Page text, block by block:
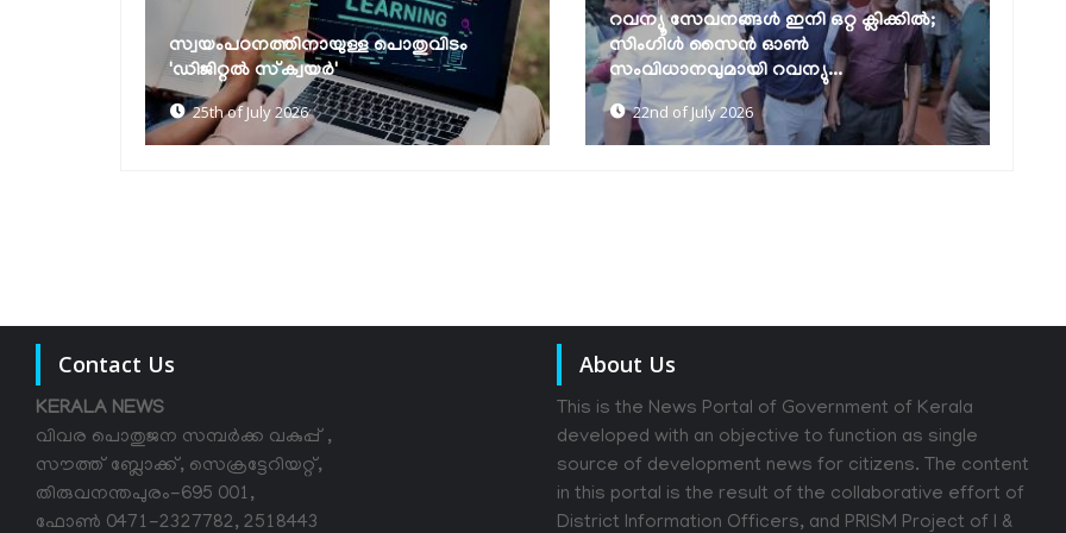
റവന്യൂ സേവനങ്ങള്‍ ഇനി ഒറ്റ ക്ലിക്കില്‍;
സിംഗിള്‍ സൈന്‍ ഓണ്‍
സംവിധാനവുമായി റവന്യു...
22nd of July 2026
പട്ടയവിതരണവും സ്മാർട്ട് വില്ലേജ്
നിർമ്മാണവും വേഗത്തിലാക്കാൻ
നിർദ്ദേശം നൽകി...
22nd of July 2026
Contact Us
KERALA NEWS
വിവര പൊതുജന സമ്പര്‍ക്ക വകുപ്പ് ,
സൗത്ത് ബ്ലോക്ക്, സെക്രട്ടേറിയറ്റ്,
തിരുവനന്തപുരം-695 001,
ഫോൺ 0471-2327782, 2518443
About Us
This is the News Portal of Government of Kerala
developed with an objective to function as single
source of development news for citizens. The content
in this portal is the result of the collaborative effort of
District Information Officers, and PRISM Project of I &